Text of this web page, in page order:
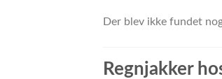
Der blev ikke fundet
Regnjakker